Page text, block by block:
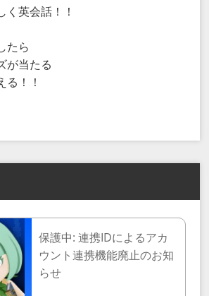
く英会話！！
たら
が当たる
る！！
保護中: 連携IDによるアカ
ウント連携機能廃止のお知
らせ